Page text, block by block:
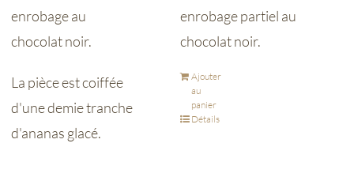
enrobage au
chocolat noir.
La pièce est coiffée
d'une demie tranche
d'ananas glacé.
enrobage partiel au
chocolat noir.
Ajouter
au
panier
Détails